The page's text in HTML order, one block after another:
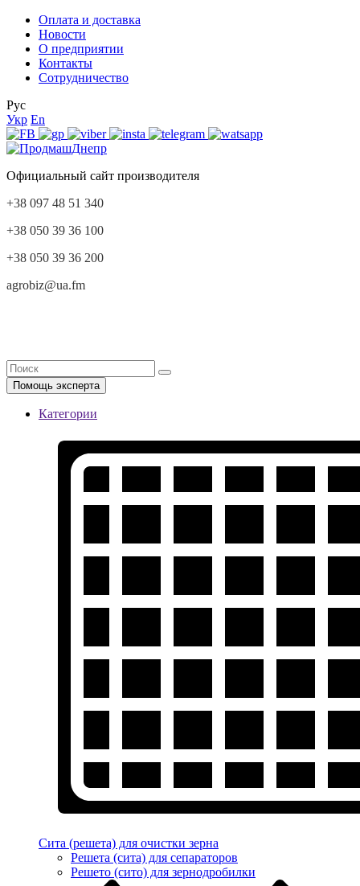
Оплата и доставка
Новости
О предприятии
Контакты
Сотрудничество
Рус
Укр En
Официальный сайт производителя
+38 097 48 51 340
+38 050 39 36 100
+38 050 39 36 200
agrobiz@ua.fm
Помощь эксперта
Категории
Сита (решета) для очистки зерна
Решета (сита) для сепараторов
Решето (сито) для зернодробилки